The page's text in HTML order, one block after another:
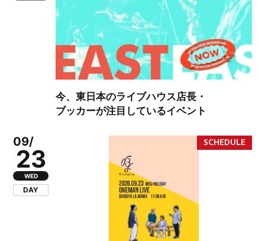
今、東日本のライブハウス店長・
ブッカーが注目しているイベント
09/
23
WED
DAY